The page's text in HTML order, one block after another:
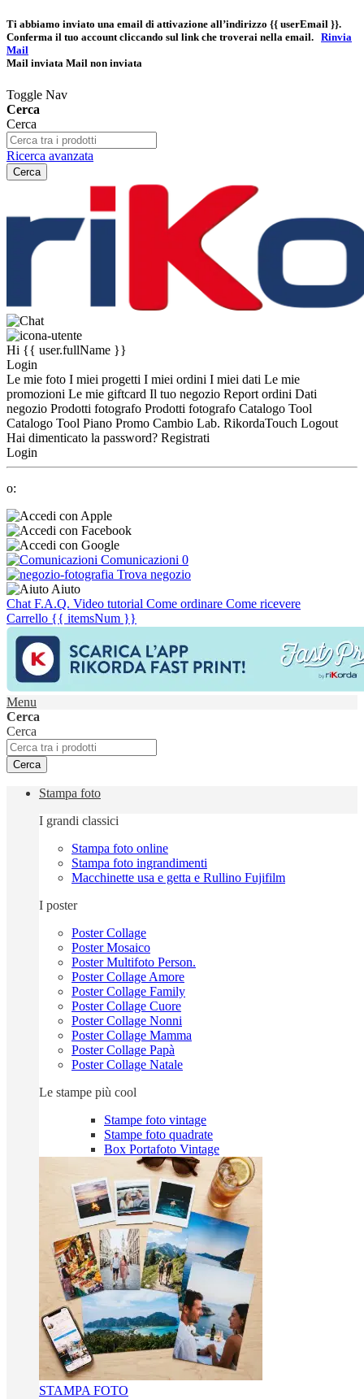
Ti abbiamo inviato una email di attivazione all’indirizzo {{ userEmail }}.
Conferma il tuo account cliccando sul link che troverai nella email. Rinvia
Mail
Mail inviata Mail non inviata
Toggle Nav
Cerca
Cerca
Ricerca avanzata
Cerca
Hi {{ user.fullName }}
Login
Le mie foto I miei progetti I miei ordini I miei dati Le mie
promozioni Le mie giftcard Il tuo negozio Report ordini Dati
negozio Prodotti fotografo Prodotti fotografo Catalogo Tool
Catalogo Tool Piano Promo Cambio Lab. RikordaTouch Logout
Hai dimenticato la password? Registrati
Login
o:
Comunicazioni 0
Trova negozio
Aiuto
Chat F.A.Q. Video tutorial Come ordinare Come ricevere
Carrello {{ itemsNum }}
Menu
Cerca
Cerca
Cerca
Stampa foto
I grandi classici
Stampa foto online
Stampa foto ingrandimenti
Macchinette usa e getta e Rullino Fujifilm
I poster
Poster Collage
Poster Mosaico
Poster Multifoto Person.
Poster Collage Amore
Poster Collage Family
Poster Collage Cuore
Poster Collage Nonni
Poster Collage Mamma
Poster Collage Papà
Poster Collage Natale
Le stampe più cool
Stampe foto vintage
Stampe foto quadrate
Box Portafoto Vintage
STAMPA FOTO